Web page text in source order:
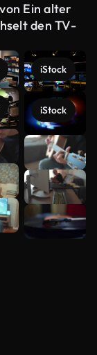
Ein alter
den TV-
iStock
iStock
Mehr
anzeigen